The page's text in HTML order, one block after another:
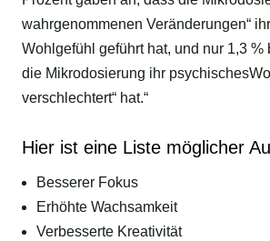
wahrgenommenen Veränderungen“
Wohlgefühl geführt hat, und nur 1,3 %
die Mikrodosierung ihr
verschlechtert“ hat.“
Hier ist eine Liste möglicher
Besserer Fokus
Erhöhte Wachsamkeit
Verbesserte Kreativität